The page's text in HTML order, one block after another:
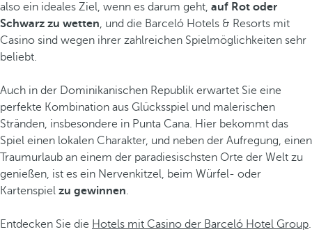
also ein ideales Ziel, wenn es darum geht, auf Rot oder
Schwarz zu wetten, und die Barceló Hotels & Resorts mit
Casino sind wegen ihrer zahlreichen Spielmöglichkeiten sehr
beliebt.
Auch in der Dominikanischen Republik erwartet Sie eine
perfekte Kombination aus Glücksspiel und malerischen
Stränden, insbesondere in Punta Cana. Hier bekommt das
Spiel einen lokalen Charakter, und neben der Aufregung, einen
Traumurlaub an einem der paradiesischsten Orte der Welt zu
genießen, ist es ein Nervenkitzel, beim Würfel- oder
Kartenspiel zu gewinnen.
Entdecken Sie die Hotels mit Casino der Barceló Hotel Group.